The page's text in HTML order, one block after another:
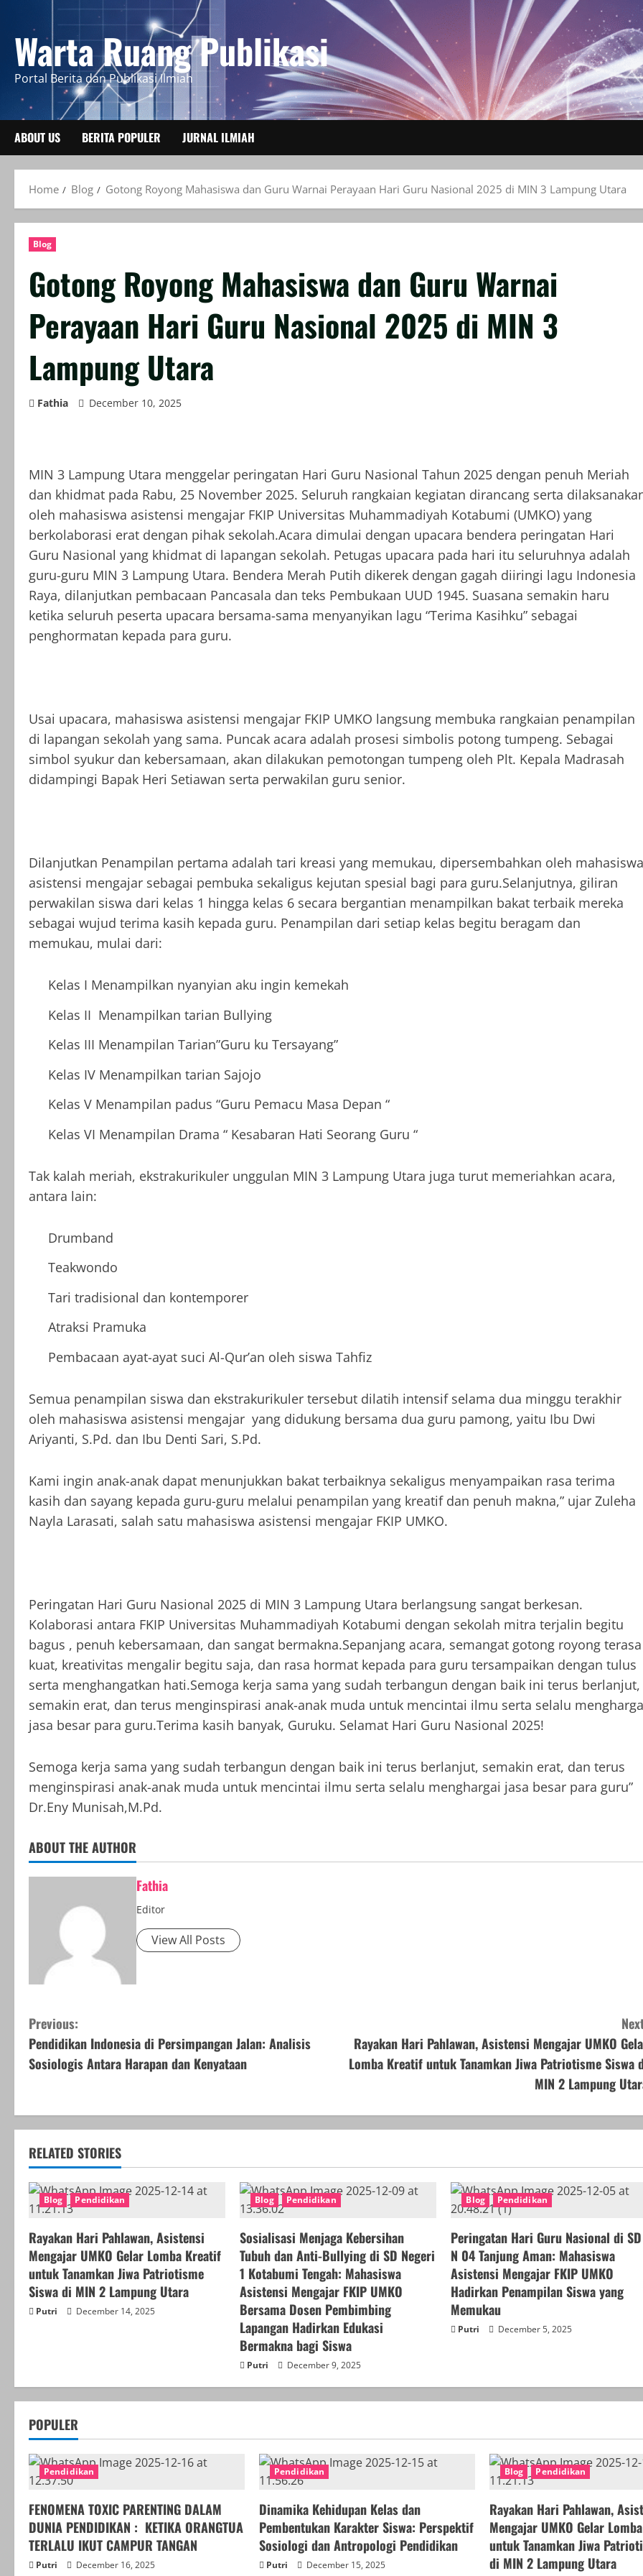
content
Warta Ruang Publikasi
Portal Berita dan Publikasi Ilmiah
ABOUT US BERITA POPULER JURNAL ILMIAH
Home Blog Gotong Royong Mahasiswa dan Guru Warnai Perayaan Hari Guru Nasional 2025 di MIN 3 Lampung Utara
Blog
Gotong Royong Mahasiswa dan Guru Warnai
Perayaan Hari Guru Nasional 2025 di MIN 3
Lampung Utara
Fathia December 10, 2025
MIN 3 Lampung Utara menggelar peringatan Hari Guru Nasional Tahun 2025 dengan penuh Meriah
dan khidmat pada Rabu, 25 November 2025. Seluruh rangkaian kegiatan dirancang serta
oleh mahasiswa asistensi mengajar FKIP Universitas Muhammadiyah Kotabumi (UMKO) yang
berkolaborasi erat dengan pihak sekolah.Acara dimulai dengan upacara bendera peringatan Hari
Guru Nasional yang khidmat di lapangan sekolah. Petugas upacara pada hari itu seluruhnya adalah
guru-guru MIN 3 Lampung Utara. Bendera Merah Putih dikerek dengan gagah diiringi lagu Indonesia
Raya, dilanjutkan pembacaan Pancasala dan teks Pembukaan UUD 1945. Suasana semakin haru
ketika seluruh peserta upacara bersama-sama menyanyikan lagu “Terima Kasihku” sebagai
penghormatan kepada para guru.
Usai upacara, mahasiswa asistensi mengajar FKIP UMKO langsung membuka rangkaian penampilan
di lapangan sekolah yang sama. Puncak acara adalah prosesi simbolis potong tumpeng. Sebagai
simbol syukur dan kebersamaan, akan dilakukan pemotongan tumpeng oleh Plt. Kepala Madrasah
didampingi Bapak Heri Setiawan serta perwakilan guru senior.
Dilanjutkan Penampilan pertama adalah tari kreasi yang memukau, dipersembahkan oleh mahasiswa
asistensi mengajar sebagai pembuka sekaligus kejutan spesial bagi para guru.Selanjutnya, giliran
perwakilan siswa dari kelas 1 hingga kelas 6 secara bergantian menampilkan bakat terbaik mereka
sebagai wujud terima kasih kepada guru. Penampilan dari setiap kelas begitu beragam dan
memukau, mulai dari:
Kelas I Menampilkan nyanyian aku ingin kemekah
Kelas II Menampilkan tarian Bullying
Kelas III Menampilan Tarian”Guru ku Tersayang”
Kelas IV Menampilkan tarian Sajojo
Kelas V Menampilan padus “Guru Pemacu Masa Depan “
Kelas VI Menampilan Drama “ Kesabaran Hati Seorang Guru “
Tak kalah meriah, ekstrakurikuler unggulan MIN 3 Lampung Utara juga turut memeriahkan acara,
antara lain:
Drumband
Teakwondo
Tari tradisional dan kontemporer
Atraksi Pramuka
Pembacaan ayat-ayat suci Al-Qur’an oleh siswa Tahfiz
Semua penampilan siswa dan ekstrakurikuler tersebut dilatih intensif selama dua minggu terakhir
oleh mahasiswa asistensi mengajar yang didukung bersama dua guru pamong, yaitu Ibu Dwi
Ariyanti, S.Pd. dan Ibu Denti Sari, S.Pd.
Kami ingin anak-anak dapat menunjukkan bakat terbaiknya sekaligus menyampaikan rasa terima
kasih dan sayang kepada guru-guru melalui penampilan yang kreatif dan penuh makna,” ujar Zuleha
Nayla Larasati, salah satu mahasiswa asistensi mengajar FKIP UMKO.
Peringatan Hari Guru Nasional 2025 di MIN 3 Lampung Utara berlangsung sangat berkesan.
Kolaborasi antara FKIP Universitas Muhammadiyah Kotabumi dengan sekolah mitra terjalin begitu
bagus , penuh kebersamaan, dan sangat bermakna.Sepanjang acara, semangat gotong royong terasa
kuat, kreativitas mengalir begitu saja, dan rasa hormat kepada para guru tersampaikan dengan tulus
serta menghangatkan hati.Semoga kerja sama yang sudah terbangun dengan baik ini terus berlanjut,
semakin erat, dan terus menginspirasi anak-anak muda untuk mencintai ilmu serta selalu
jasa besar para guru.Terima kasih banyak, Guruku. Selamat Hari Guru Nasional 2025!
Semoga kerja sama yang sudah terbangun dengan baik ini terus berlanjut, semakin erat, dan terus
menginspirasi anak-anak muda untuk mencintai ilmu serta selalu menghargai jasa besar para guru”
Dr.Eny Munisah,M.Pd.
ABOUT THE AUTHOR
Fathia
Editor
View All Posts
C
o
t
i
n
u
e
R
e
i
n
g
Previous:
Pendidikan Indonesia di Persimpangan Jalan: Analisis
Sosiologis Antara Harapan dan Kenyataan
Rayakan Hari Pahlawan, Asistensi Mengajar UMKO
Lomba Kreatif untuk Tanamkan Jiwa Patriotisme Siswa
MIN 2 Lampung
RELATED STORIES
Blog Pendidikan
Rayakan Hari Pahlawan, Asistensi
Mengajar UMKO Gelar Lomba Kreatif
untuk Tanamkan Jiwa Patriotisme
Siswa di MIN 2 Lampung Utara
Putri December 14, 2025
Blog Pendidikan
Sosialisasi Menjaga Kebersihan
Tubuh dan Anti-Bullying di SD Negeri
1 Kotabumi Tengah: Mahasiswa
Asistensi Mengajar FKIP UMKO
Bersama Dosen Pembimbing
Lapangan Hadirkan Edukasi
Bermakna bagi Siswa
Putri December 9, 2025
Blog Pendidikan
Peringatan Hari Guru Nasional di SD
N 04 Tanjung Aman: Mahasiswa
Asistensi Mengajar FKIP UMKO
Hadirkan Penampilan Siswa yang
Memukau
Putri December 5, 2025
POPULER
Pendidikan
FENOMENA TOXIC PARENTING DALAM
DUNIA PENDIDIKAN : KETIKA ORANGTUA
TERLALU IKUT CAMPUR TANGAN
Putri December 16, 2025
Pendidikan
Dinamika Kehidupan Kelas dan
Pembentukan Karakter Siswa: Perspektif
Sosiologi dan Antropologi Pendidikan
Putri December 15, 2025
Blog Pendidikan
Rayakan Hari Pahlawan,
Mengajar UMKO Gelar
untuk Tanamkan Jiwa
di MIN 2 Lampung Utara